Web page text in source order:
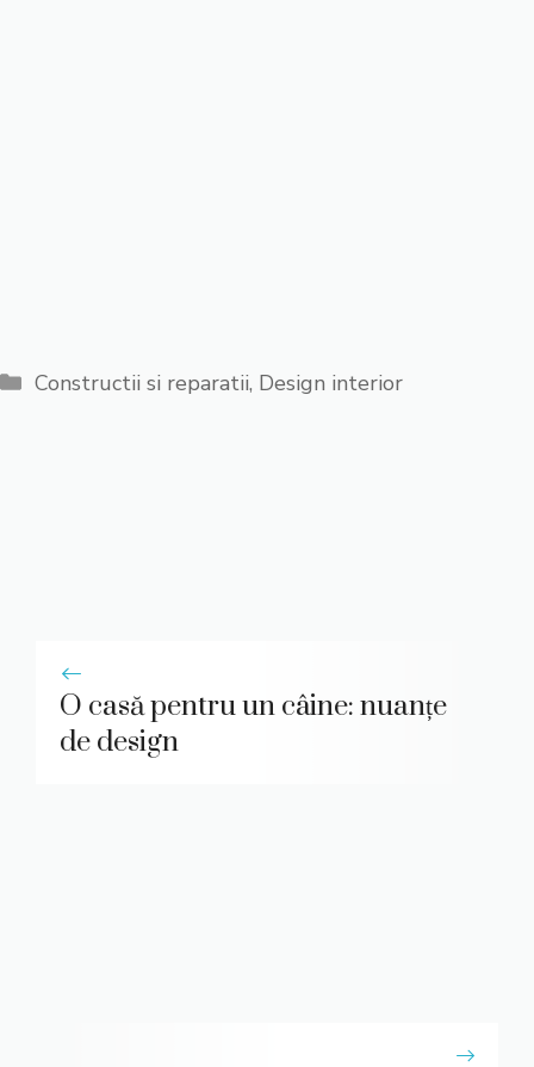
Categorii
Constructii si reparatii, Design interior
O casă pentru un câine: nuanțe
de design